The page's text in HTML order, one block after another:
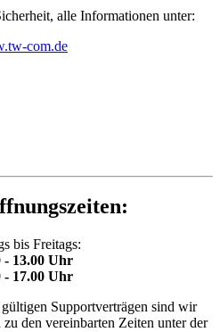
alle Informationen unter:
com.de
bis Freitags:
- 13.00 Uhr
- 17.00 Uhr
Supportverträgen sind wir
den vereinbarten Zeiten unter der